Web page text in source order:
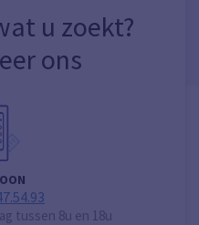
u zoekt?
ons
tussen 8u en 18u